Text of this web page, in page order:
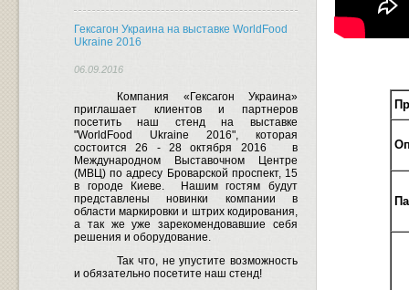
Гексагон Украина на выставке WorldFood
Ukraine 2016
06.09.2016
Компания «Гексагон Украина»
приглашает клиентов и партнеров
посетить наш стенд на выставке
"WorldFood Ukraine 2016", которая
состоится 26 - 28 октября 2016
в
Международном Выставочном Центре
(МВЦ) по адресу Броварской проспект, 15
в городе Киеве.
Нашим гостям будут
представлены новинки компании в
области маркировки и штрих кодирования,
а так же уже зарекомендовавшие себя
решения и оборудование.
Так что, не упустите возможность
и обязательно посетите наш стенд!